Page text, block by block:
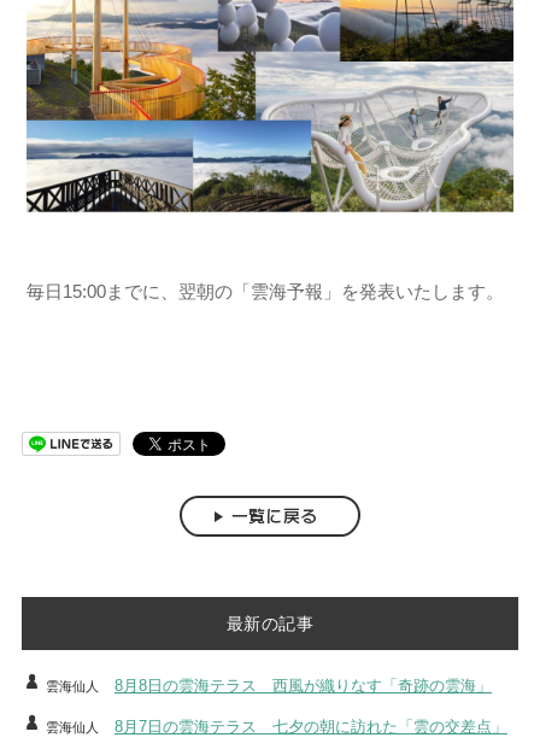
毎日15:00までに、翌朝の「雲海予報」を発表いたします。
最新の記事
雲海仙人 8月8日の雲海テラス 西風が織りなす「奇跡の雲海」
雲海仙人 8月7日の雲海テラス 七夕の朝に訪れた「雲の交差点」